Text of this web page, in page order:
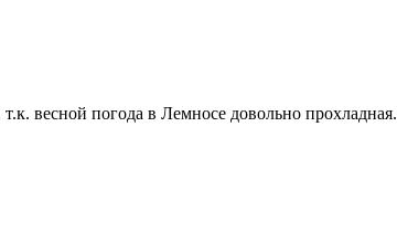
весной погода в Лемносе довольно прохладная.